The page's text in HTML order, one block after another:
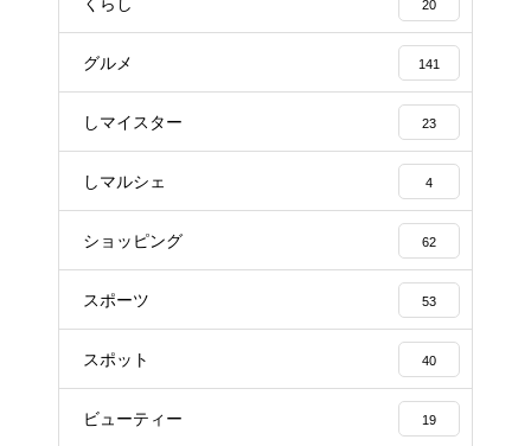
くらし 20
グルメ 141
しマイスター 23
しマルシェ 4
ショッピング 62
スポーツ 53
スポット 40
ビューティー 19